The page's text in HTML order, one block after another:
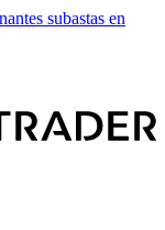
subastas en